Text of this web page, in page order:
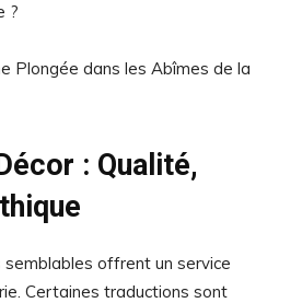
?
Plongée dans les Abîmes de la
: Qualité,
semblables offrent un service
Certaines traductions sont